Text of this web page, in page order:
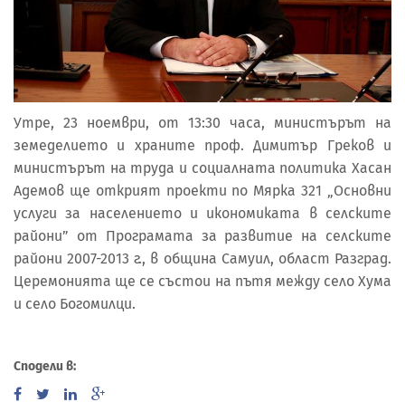
Утре, 23 ноември, от 13:30 часа, министърът на
земеделието и храните проф. Димитър Греков и
министърът на труда и социалната политика Хасан
Адемов ще открият проекти по Мярка 321 „Основни
услуги за населението и икономиката в селските
райони” от Програмата за развитие на селските
райони 2007-2013 г., в община Самуил, област Разград.
Церемонията ще се състои на пътя между село Хума
и село Богомилци.
Сподели в: